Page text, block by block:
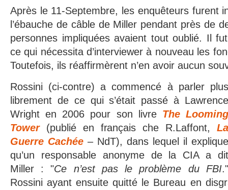
Après le 11-Septembre, les enquêteurs furent
l’ébauche de câble de Miller pendant près de
personnes impliquées avaient tout oublié. Il
ce qui nécessita d’interviewer à nouveau les
Toutefois, ils réaffirmèrent n’en avoir aucun
Rossini (ci-contre) a commencé à parler plus
librement de ce qui s’était passé à Lawrence
Wright en 2006 pour son livre The
Tower(publié en français che R.Laffont, La
Guerre Cachée – NdT), dans lequel il explique
qu’un responsable anonyme de la CIA a dit
Miller : "Ce n’est pas le problème du FBI."
Rossini ayant ensuite quitté le Bureau en